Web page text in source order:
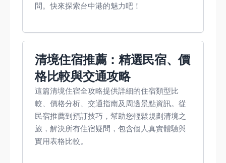
問。快來探索台中港的魅力吧！
清境住宿推薦：精選民宿、價
格比較與交通攻略
這篇清境住宿全攻略提供詳細的住宿類型比
較、價格分析、交通指南及周邊景點資訊。從
民宿推薦到預訂技巧，幫助您輕鬆規劃清境之
旅，解決所有住宿疑問，包含個人真實體驗與
實用表格比較。